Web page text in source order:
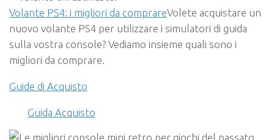
Volante PS4: i migliori da comprareVolete acquistare un
nuovo volante PS4 per utilizzare i simulatori di guida
sulla vostra console? Vediamo insieme quali sono i
migliori da comprare.
Guide di Acquisto
Guida Acquisto